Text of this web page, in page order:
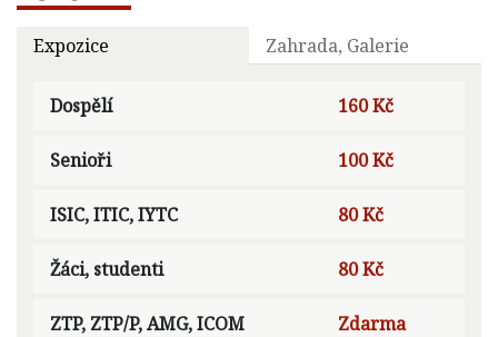
Expozice Zahrada, Galerie
Dospělí 160 Kč
Senioři 100 Kč
ISIC, ITIC, IYTC 80 Kč
Žáci, studenti 80 Kč
ZTP, ZTP/P, AMG, ICOM Zdarma